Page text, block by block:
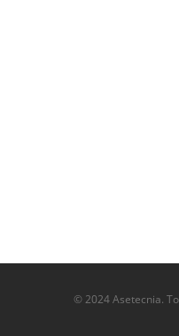
© 2024 Asetecnia.